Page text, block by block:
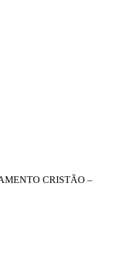
CRISTÃO –